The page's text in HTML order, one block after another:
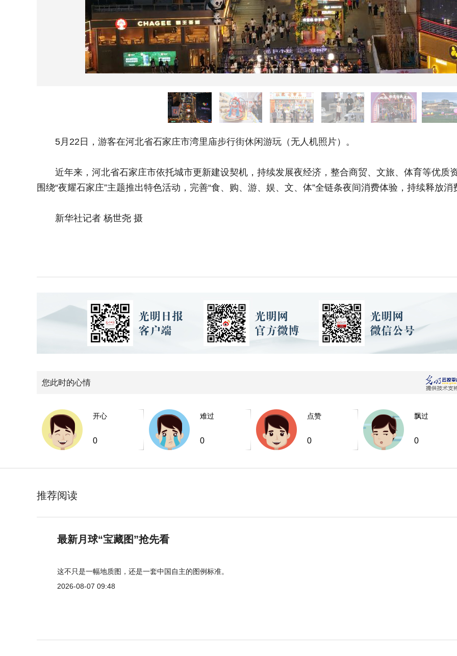
5月22日，游客在河北省石家庄市湾里庙步行街休闲游玩（无人机照片）。
近年来，河北省石家庄市依托城市更新建设契机，持续发展夜经济，整合商贸、文旅、体育等优质
围绕“夜耀石家庄”主题推出特色活动，完善“食、购、游、娱、文、体”全链条夜间消费体验，持续释放
新华社记者 杨世尧 摄
您此时的心情
开心
0
难过
0
点赞
0
飘过
0
推荐阅读
最新月球“宝藏图”抢先看
这不只是一幅地质图，还是一套中国自主的图例标准。
2026-08-07 09:48